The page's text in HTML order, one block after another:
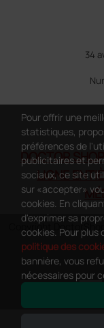
34
DOCTOR
LIGNE
Copyright
This site is protected
Pour offrir une
statistiques,
préférences de
publicitaires et
sociaux, ce site
sur «accepter»
cookies. En
d'exprimer sa
cookies. Pour
politique des
bannière, vous
nécessaires pour